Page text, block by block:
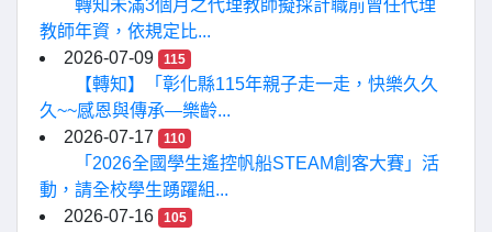
轉知未滿3個月之代理教師擬採計職前曾任代理
教師年資，依規定比...
2026-07-09
115
【轉知】「彰化縣115年親子走一走，快樂久久
久~~感恩與傳承—樂齡...
2026-07-17
110
「2026全國學生遙控帆船STEAM創客大賽」活
動，請全校學生踴躍組...
2026-07-16
105